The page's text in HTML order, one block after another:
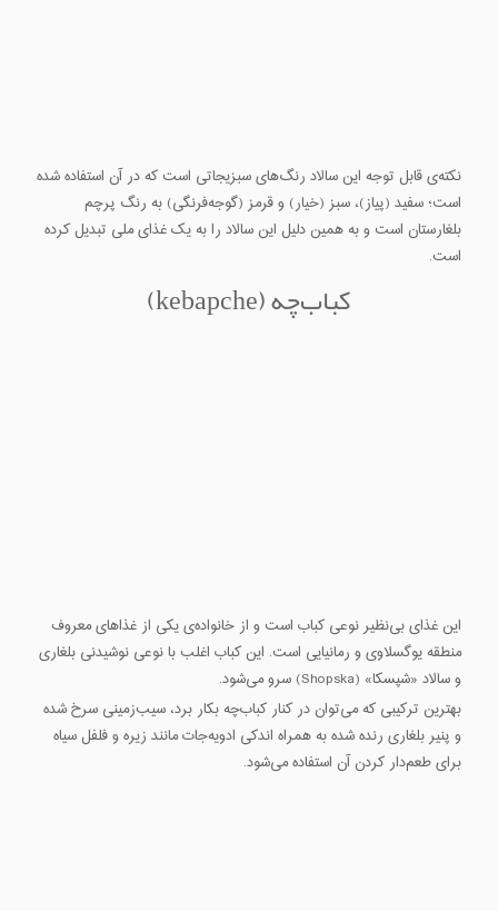
نکته‌ی قابل توجه این سالاد رنگ‌های سبزیجاتی است که در آن استفاده شده
است؛ سفید (پیاز)، سبز (خیار) و قرمز (گوجه‌فرنگی) به رنگ پرچم
بلغارستان است و به همین دلیل این سالاد را به یک غذای ملی تبدیل کرده
است.
کباب‌چه (kebapche)
این غذای بی‌نظیر نوعی کباب است و از خانواده‌ی یکی از غذاهای معروف
منطقه یوگسلاوی و رمانیایی است. این کباب اغلب با نوعی نوشیدنی بلغاری
و سالاد «شپسکا» (Shopska) سرو می‌شود.
بهترین ترکیبی که می‌توان در کنار کباب‌چه بکار برد، سیب‌زمینی سرخ شده
و پنیر بلغاری رنده شده به همراه اندکی ادویه‌جات مانند زیره و فلفل سیاه
برای طعم‌دار کردن آن استفاده می‌شود.